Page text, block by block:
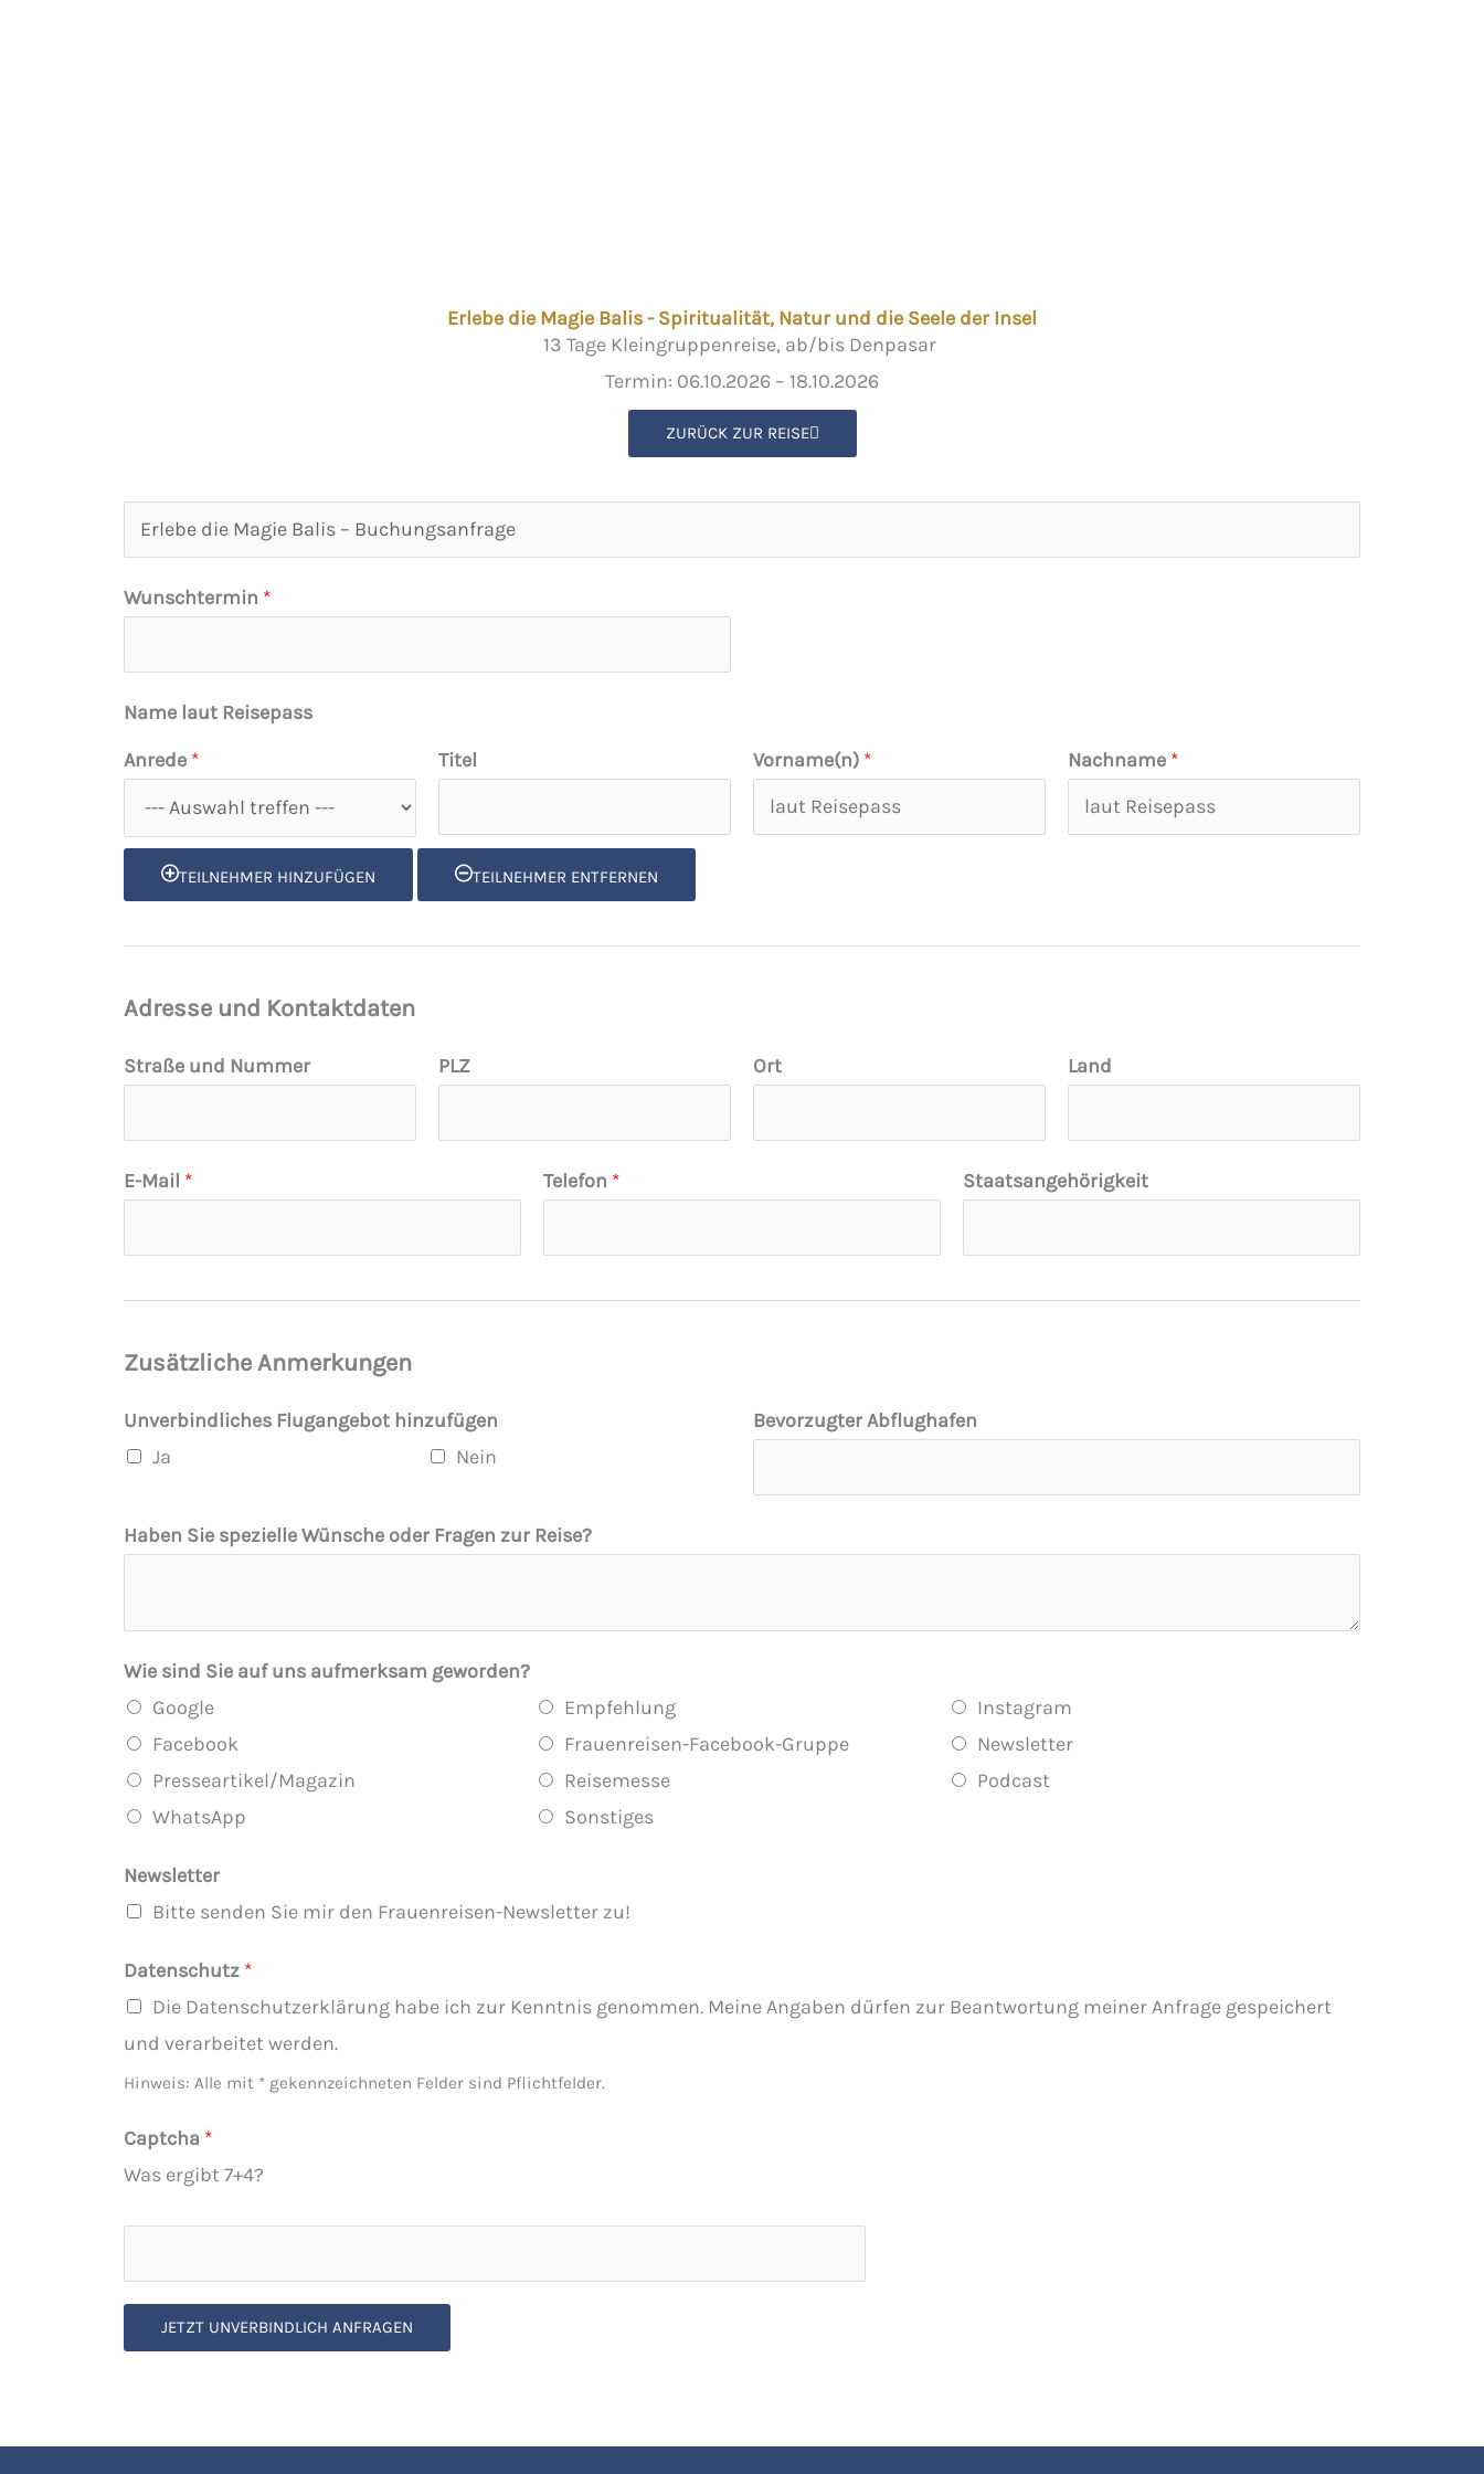
Erlebe die Magie Balis - Spiritualität, Natur und die Seele der Insel
13 Tage Kleingruppenreise, ab/bis Denpasar
Termin: 06.10.2026 – 18.10.2026
ZURÜCK ZUR REISE
e
i
t
t
l
Wunschtermin *
Name laut Reisepass
Anrede * Titel Vorname(n) * Nachname *
TEILNEHMER HINZUFÜGEN TEILNEHMER ENTFERNEN
Adresse und Kontaktdaten
Straße und Nummer PLZ Ort Land
E-Mail * Telefon * Staatsangehörigkeit
Zusätzliche Anmerkungen
Unverbindliches Flugangebot hinzufügen
Ja
Nein
Bevorzugter Abflughafen
Haben Sie spezielle Wünsche oder Fragen zur Reise?
Wie sind Sie auf uns aufmerksam geworden?
Google
Empfehlung
Instagram
Facebook
Frauenreisen-Facebook-Gruppe
Newsletter
Presseartikel/Magazin
Reisemesse
Podcast
WhatsApp
Sonstiges
Newsletter
Bitte senden Sie mir den Frauenreisen-Newsletter zu!
S
i
y
o
L
Datenschutz *
Die Datenschutzerklärung habe ich zur Kenntnis genommen. Meine Angaben dürfen zur Beantwortung meiner Anfrage gespeichert
und verarbeitet werden.
Hinweis: Alle mit * gekennzeichneten Felder sind Pflichtfelder.
Captcha *
Was ergibt 7+4?
JETZT UNVERBINDLICH ANFRAGEN